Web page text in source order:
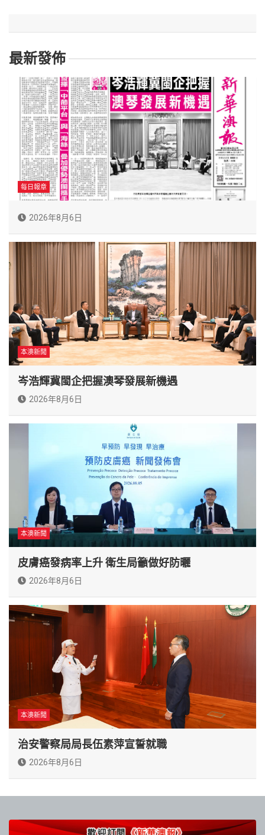
最新發佈
每日報章
2026年8月6日
本澳新聞
岑浩輝冀閩企把握澳琴發展新機遇
2026年8月6日
本澳新聞
皮膚癌發病率上升 衛生局籲做好防曬
2026年8月6日
本澳新聞
治安警察局局長伍素萍宣誓就職
2026年8月6日